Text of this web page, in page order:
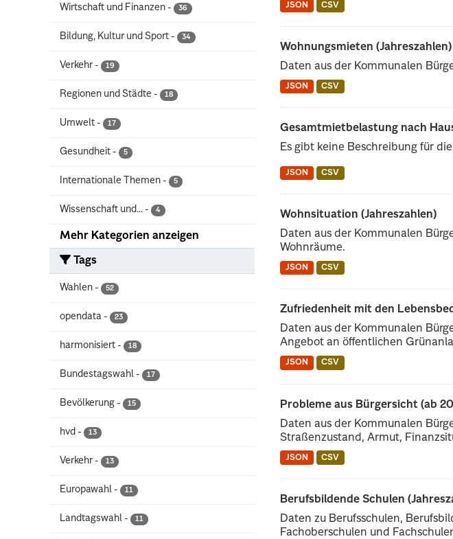
Wirtschaft und Finanzen - 36
Bildung, Kultur und Sport - 34
Verkehr - 19
Regionen und Städte - 18
Umwelt - 17
Gesundheit - 5
Internationale Themen - 5
Wissenschaft und... - 4
Mehr Kategorien anzeigen
Tags
Wahlen - 52
opendata - 23
harmonisiert - 18
Bundestagswahl - 17
Bevölkerung - 15
hvd - 13
Verkehr - 13
Europawahl - 11
Landtagswahl - 11
JSON CSV
Wohnungsmieten (Jahreszahlen)
Daten aus der Kommunalen
JSON CSV
Gesamtmietbelastung nach
Es gibt keine Beschreibung für
JSON CSV
Wohnsituation (Jahreszahlen)
Daten aus der Kommunalen
Wohnräume.
JSON CSV
Zufriedenheit mit den
Daten aus der Kommunalen
Angebot an öffentlichen
JSON CSV
Probleme aus Bürgersicht (ab
Daten aus der Kommunalen
Straßenzustand, Armut,
JSON CSV
Berufsbildende Schulen
Daten zu Berufsschulen,
Fachoberschulen und